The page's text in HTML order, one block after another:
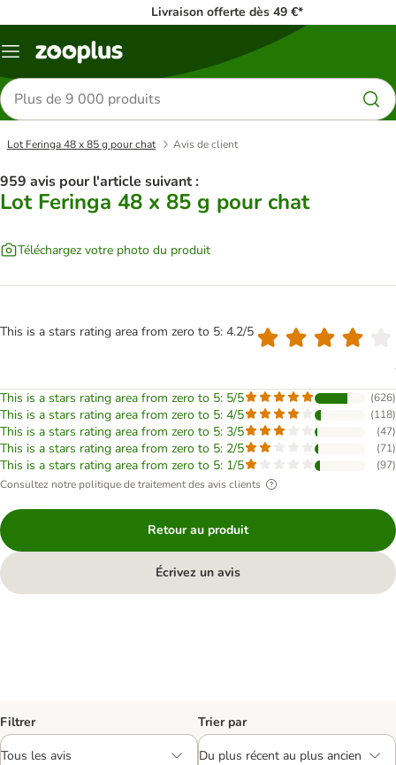
Livraison offerte dès 49 €*
Menu
Rechercher
des
produits
Lot Feringa 48 x 85 g pour chat Avis de client
959 avis pour l'article suivant :
Lot Feringa 48 x 85 g pour chat
Téléchargez votre photo du produit
This is a stars rating area from zero to 5: 4.2/5
This is a stars rating area from zero to 5: 5/5 (626)
This is a stars rating area from zero to 5: 4/5 (118)
This is a stars rating area from zero to 5: 3/5 (47)
This is a stars rating area from zero to 5: 2/5 (71)
This is a stars rating area from zero to 5: 1/5 (97)
Consultez notre politique de traitement des avis clients
Retour au produit
Écrivez un avis
Filtrer Trier par